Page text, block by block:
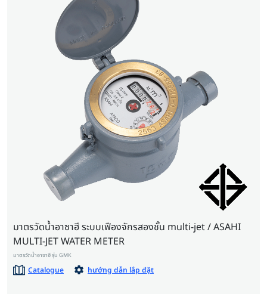
มาตรวัดน้ำอาซาฮี ระบบเฟืองจักรสองชั้น multi-jet / ASAHI
MULTI-JET WATER METER
มาตรวัดน้ำอาซาฮี รุ่น GMK
Catalogue hướng dẫn lắp đặt